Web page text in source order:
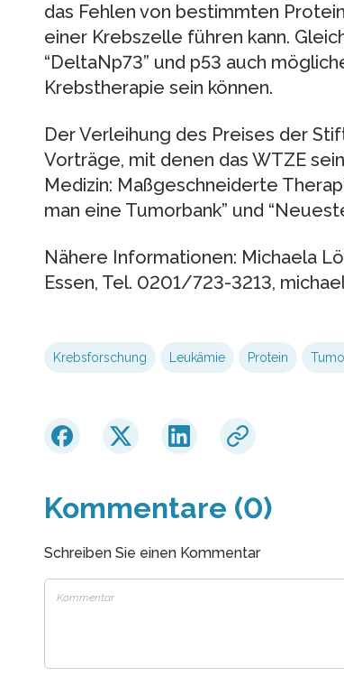
das Fehlen von bestimmten
einer Krebszelle führen kann.
“DeltaNp73” und p53 auch
Krebstherapie sein können.
Der Verleihung des Preises der
Vorträge, mit denen das WTZE
Medizin: Maßgeschneiderte
man eine Tumorbank” und
Nähere Informationen: Michaela
Essen, Tel. 0201/723-3213,
Krebsforschung Leukämie Protein
Kommentare (0)
Schreiben Sie einen Kommentar